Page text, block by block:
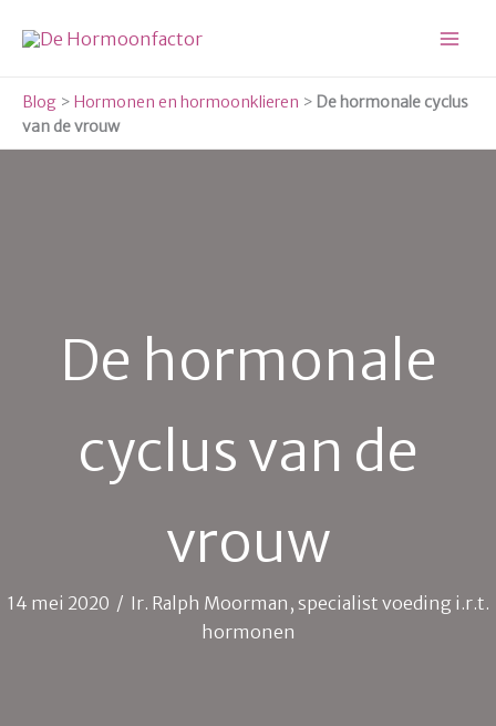
naar
inhoud
Blog > Hormonen en hormoonklieren > De hormonale cyclus
van de vrouw
De hormonale
cyclus van de
vrouw
14 mei 2020 / Ir. Ralph Moorman, specialist voeding i.r.t.
hormonen